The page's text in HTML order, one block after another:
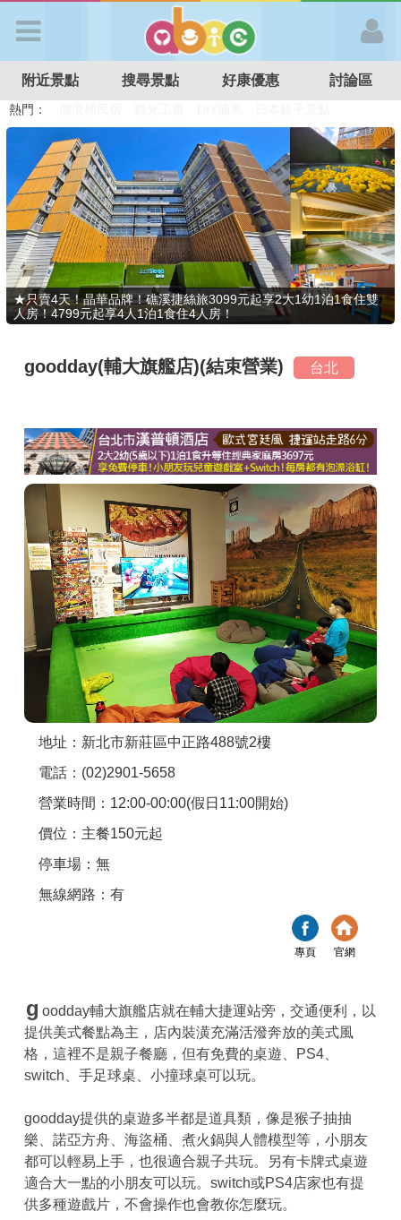
APP登入
首 頁
搜尋景點
好康優惠
最新消息
最新留言
商家合作
推薦景點
討論區
聯絡我們
APP下載
附近景點 搜尋景點 好康優惠 討論區
熱門：
特色遊戲場
親子住房優惠 台北親子餐廳 溫泉泡湯SPA
★只賣4天！晶華品牌！礁溪捷絲旅3099元起享2大1幼1泊1食住雙
人房！4799元起享4人1泊1食住4人房！
goodday(輔大旗艦店)(結束營業) 台北
地址：新北市新莊區中正路488號2樓
電話：(02)2901-5658
營業時間：12:00-00:00(假日11:00開始)
價位：主餐150元起
停車場：無
無線網路：有
專頁 官網
g oodday輔大旗艦店就在輔大捷運站旁，交通便利，以
提供美式餐點為主，店內裝潢充滿活潑奔放的美式風
格，這裡不是親子餐廳，但有免費的桌遊、PS4、
switch、手足球桌、小撞球桌可以玩。
goodday提供的桌遊多半都是道具類，像是猴子抽抽
樂、諾亞方舟、海盜桶、煮火鍋與人體模型等，小朋友
都可以輕易上手，也很適合親子共玩。另有卡牌式桌遊
適合大一點的小朋友可以玩。switch或PS4店家也有提
供多種遊戲片，不會操作也會教你怎麼玩。